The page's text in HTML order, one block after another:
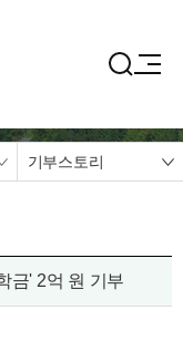
기부스토리
금' 2억 원 기부